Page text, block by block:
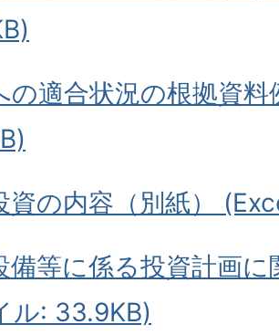
の適合状況の根拠資
資の内容（別紙）
備等に係る投資計画
ル: 33.9KB)